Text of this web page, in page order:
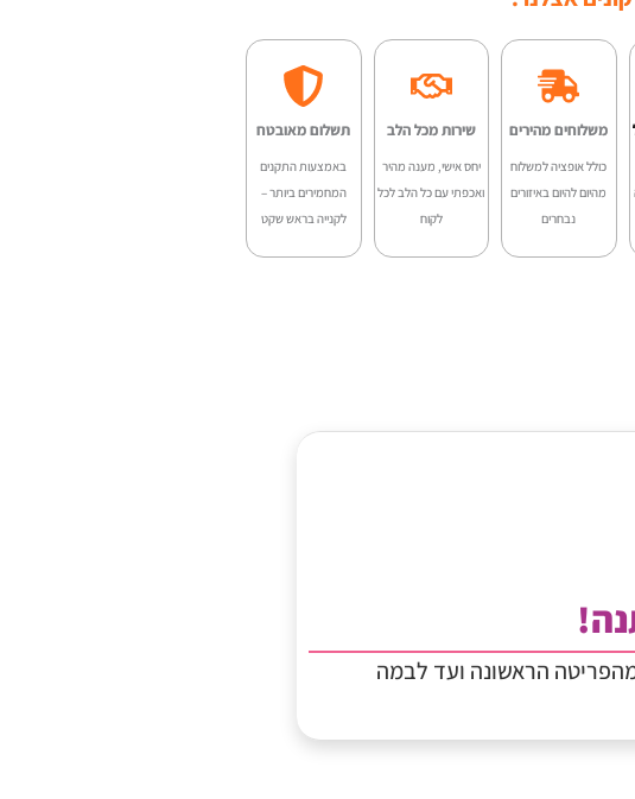
משלוחים מהירים
כולל אופציה למשלוח
מהיום להיום באיזורים
נבחרים
שירות מכל הלב
יחס אישי, מענה מהיר
ואכפתי עם כל הלב לכל
לקוח
תשלום מאובטח
באמצעות התקנים
המחמירים ביותר –
לקנייה בראש שקט
הראשונה ועד לבמה